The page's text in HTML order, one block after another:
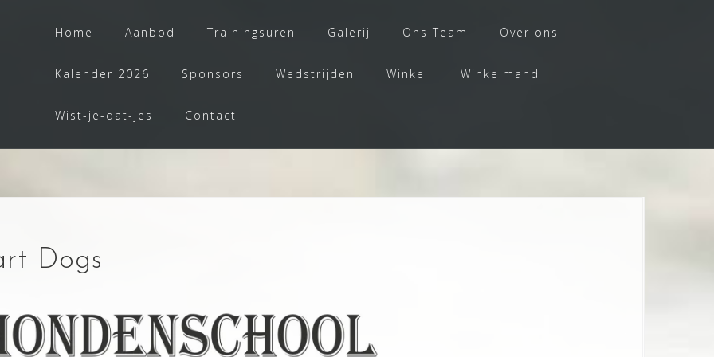
Home Aanbod Trainingsuren Galerij Ons Team Over ons
Kalender 2026 Sponsors Wedstrijden Winkel Winkelmand
Wist-je-dat-jes Contact
Dogs